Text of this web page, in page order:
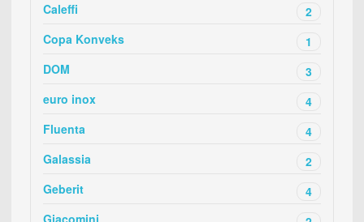
Caleffi
2
Copa Konveks
1
DOM
3
euro inox
4
Fluenta
4
Galassia
2
Geberit
4